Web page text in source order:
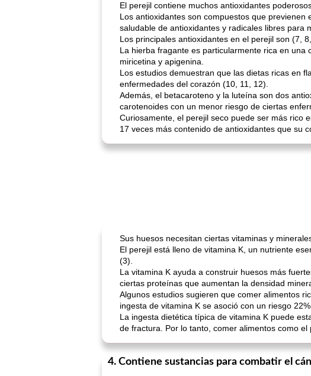
El perejil contiene muchos antioxidantes
Los antioxidantes son compuestos que
saludable de antioxidantes y radicales libres para
Los principales antioxidantes en el perejil son (7,
La hierba fragante es particularmente rica en una
miricetina y apigenina.
Los estudios demuestran que las dietas ricas en
enfermedades del corazón (10, 11, 12).
Además, el betacaroteno y la luteína son dos
carotenoides con un menor riesgo de ciertas
Curiosamente, el perejil seco puede ser más rico
17 veces más contenido de antioxidantes que su
Sus huesos necesitan ciertas vitaminas y
El perejil está lleno de vitamina K, un nutriente
(3).
La vitamina K ayuda a construir huesos más
ciertas proteínas que aumentan la densidad
Algunos estudios sugieren que comer alimentos
ingesta de vitamina K se asoció con un riesgo
La ingesta dietética típica de vitamina K puede
de fractura. Por lo tanto, comer alimentos como
4. Contiene sustancias para combatir el